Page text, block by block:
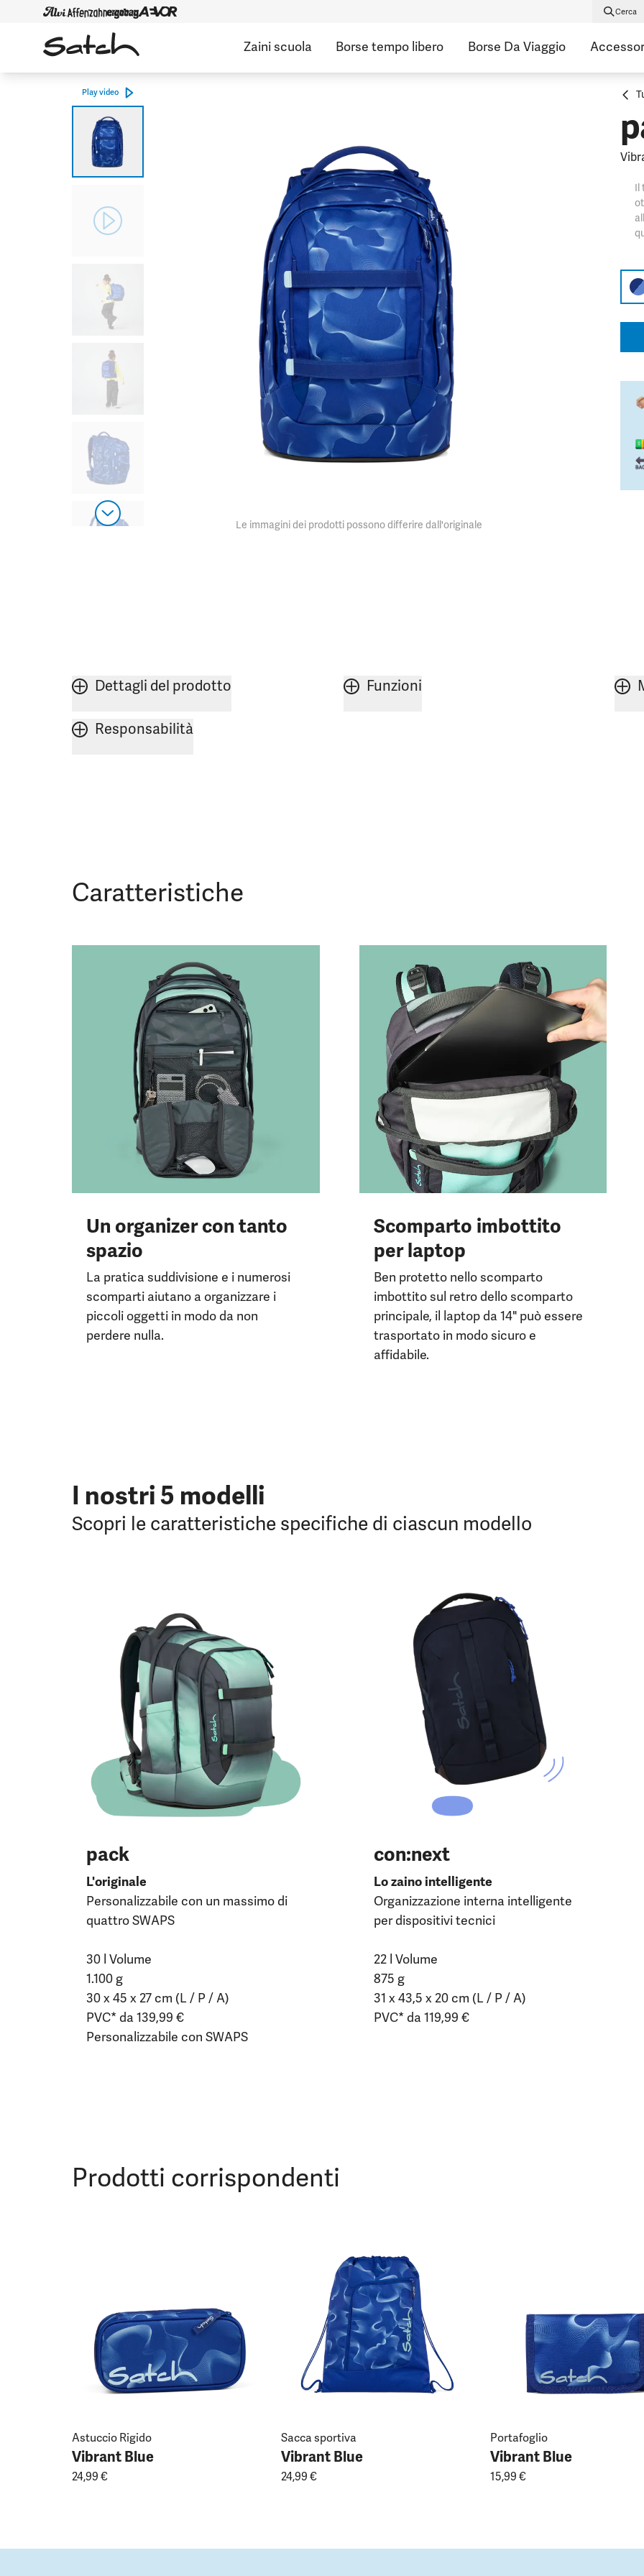
Cerca
Zaini scuola Borse tempo libero Borse Da Viaggio
Play video
Le immagini dei prodotti possono differire dall'originale
Il
Dettagli del prodotto Funzioni
Responsabilità
Caratteristiche
Un organizer con tanto
spazio
La pratica suddivisione e i numerosi
scomparti aiutano a organizzare i
piccoli oggetti in modo da non
perdere nulla.
Scomparto imbottito
per laptop
Ben protetto nello scomparto
imbottito sul retro dello scomparto
principale, il laptop da 14" può essere
trasportato in modo sicuro e
affidabile.
I nostri 5 modelli
Scopri le caratteristiche specifiche di ciascun modello
pack
L'originale
Personalizzabile con un massimo di
quattro SWAPS
30 l Volume
1.100 g
30 x 45 x 27 cm (L / P / A)
PVC* da 139,99 €
Personalizzabile con SWAPS
con:next
Lo zaino intelligente
Organizzazione interna intelligente
per dispositivi tecnici
22 l Volume
875 g
31 x 43,5 x 20 cm (L / P / A)
PVC* da 119,99 €
Prodotti corrispondenti
Astuccio Rigido
Vibrant Blue
24,99 €
Sacca sportiva
Vibrant Blue
24,99 €
Portafoglio
Vibrant Blue
15,99 €